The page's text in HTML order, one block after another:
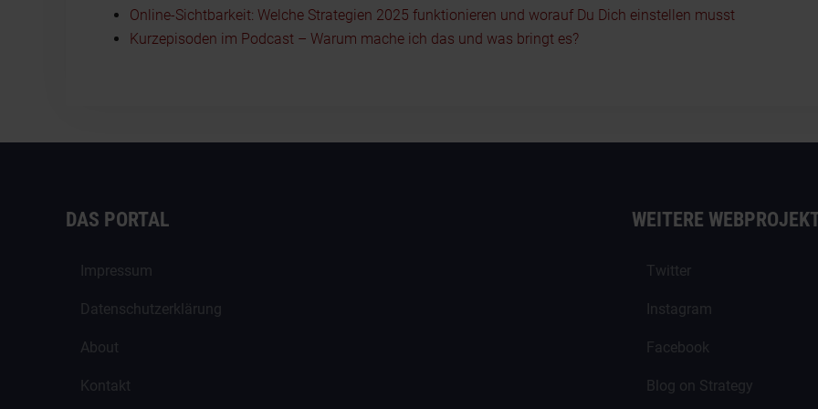
Online-Sichtbarkeit: Welche Strategien 2025 funktionieren und worauf Du Dich einstellen musst
Kurzepisoden im Podcast – Warum mache ich das und was bringt es?
DAS PORTAL
Impressum
Datenschutzerklärung
About
Kontakt
WEITERE
Twitter
Instagram
Facebook
Blog on Strategy